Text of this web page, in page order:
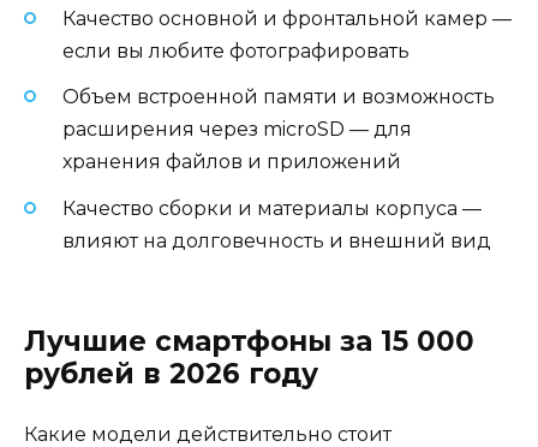
Качество основной и фронтальной камер —
если вы любите фотографировать
Объем встроенной памяти и возможность
расширения через microSD — для
хранения файлов и приложений
Качество сборки и материалы корпуса —
влияют на долговечность и внешний вид
Лучшие смартфоны за 15 000
рублей в 2026 году
Какие модели действительно стоит